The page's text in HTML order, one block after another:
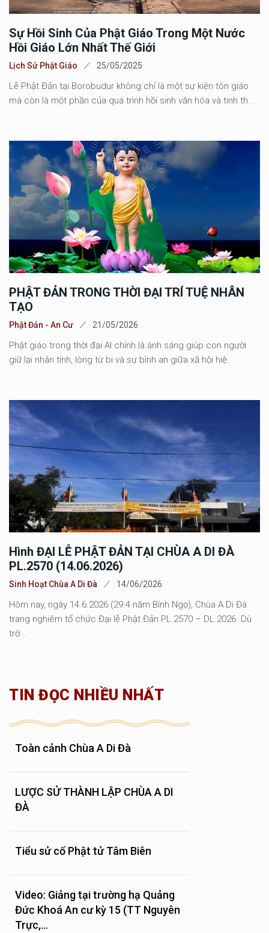
Sự Hồi Sinh Của Phật Giáo Trong Một Nước
Hồi Giáo Lớn Nhất Thế Giới
Lịch Sử Phật Giáo 25/05/2025
Lễ Phật Đản tại Borobudur không chỉ là một sự kiện tôn giáo
mà còn là một phần của quá trình hồi sinh văn hóa và tinh th...
PHẬT ĐẢN TRONG THỜI ĐẠI TRÍ TUỆ NHÂN
TẠO
Phật Đản - An Cư 21/05/2026
Phật giáo trong thời đại AI chính là ánh sáng giúp con người
giữ lại nhân tính, lòng từ bi và sự bình an giữa xã hội hiệ...
Hình ĐẠI LỄ PHẬT ĐẢN TẠI CHÙA A DI ĐÀ
PL.2570 (14.06.2026)
Sinh Hoạt Chùa A Di Đà 14/06/2026
Hôm nay, ngày 14.6.2026 (29.4 năm Bính Ngọ), Chùa A Di Đà
trang nghiêm tổ chức Đại lễ Phật Đản PL.2570 – DL.2026. Dù
trờ...
TIN ĐỌC NHIỀU NHẤT
Toàn cảnh Chùa A Di Đà
LƯỢC SỬ THÀNH LẬP CHÙA A DI
ĐÀ
Tiểu sử cố Phật tử Tâm Biên
Video: Giảng tại trường hạ Quảng
Đức Khoá An cư kỳ 15 (TT Nguyên
Trực,...